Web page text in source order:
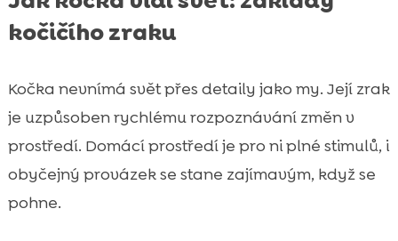
kočičího zraku
Kočka nevnímá svět přes detaily jako my. Její zrak
je uzpůsoben rychlému rozpoznávání změn v
prostředí. Domácí prostředí je pro ni plné stimulů, i
obyčejný provázek se stane zajímavým, když se
pohne.